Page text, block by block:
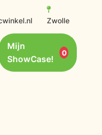
Zwolle
Mijn
ShowCase!
0